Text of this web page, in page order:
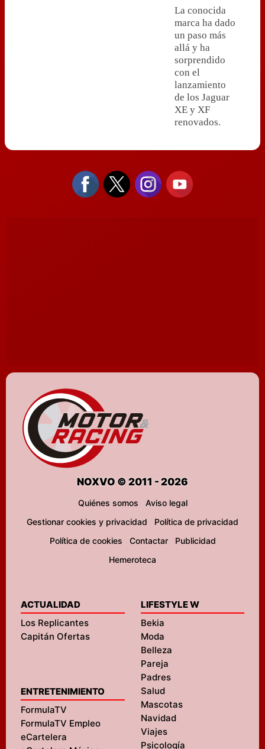
La conocida
marca ha dado
un paso más
allá y ha
sorprendido
con el
lanzamiento
de los Jaguar
XE y XF
renovados.
NOXVO © 2011 - 2026
Quiénes somos
Aviso legal
Gestionar cookies y privacidad
Política de privacidad
Política de cookies
Contactar
Publicidad
Hemeroteca
ACTUALIDAD
Los Replicantes
Capitán Ofertas
ENTRETENIMIENTO
FormulaTV
FormulaTV Empleo
eCartelera
LIFESTYLE W
Bekia
Moda
Belleza
Pareja
Padres
Salud
Mascotas
Navidad
Viajes
Psicología